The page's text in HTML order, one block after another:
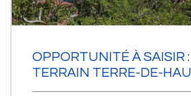
OPPORTUNITÉ À SAISIR
TERRAIN TERRE-DE-